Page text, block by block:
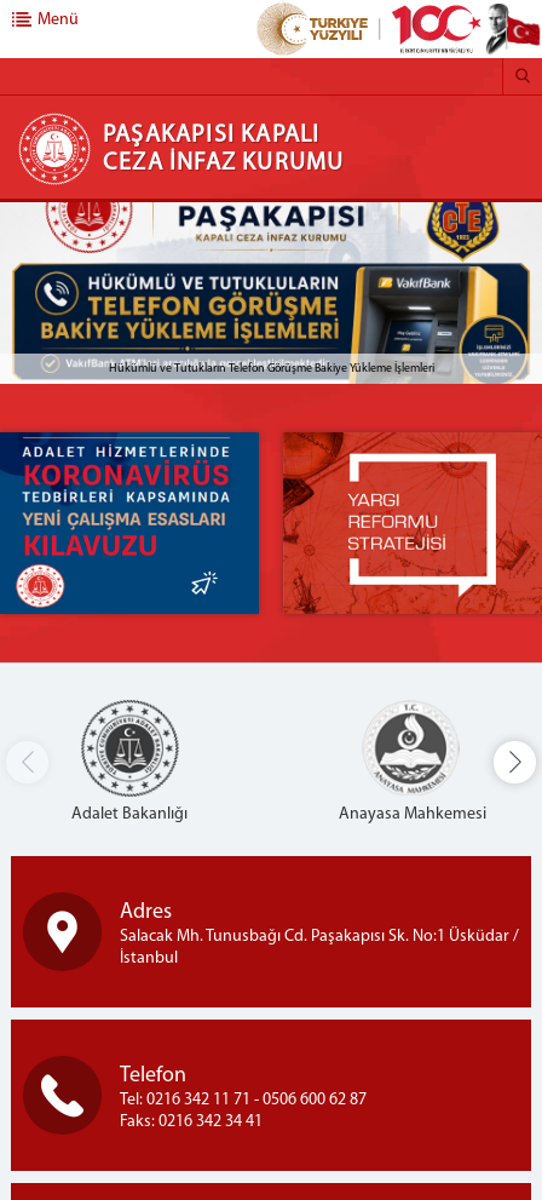
PAŞAKAPISI KAPALI CEZA İNFAZ KURUMU
ANA SAYFA
KURUMUMUZ
KURUM TARİHÇESİ
FOTO GALERİ
BİRİMLERİMİZ
İdari Birimlerimiz
CTE MEVZUAT
ANADOLU ADLİYESİ
CTE
İLETİŞİM
Menü
PAŞAKAPISI KAPALI
CEZA İNFAZ KURUMU
Hükümlü ve Tutukların Telefon Görüşme Bakiye Yükleme İşlemleri
Adalet Bakanlığı Anayasa Mahkemesi
Adres
Salacak Mh. Tunusbağı Cd. Paşakapısı Sk. No:1 Üsküdar /
İstanbul
Telefon
Tel: 0216 342 11 71 - 0506 600 62 87
Faks: 0216 342 34 41